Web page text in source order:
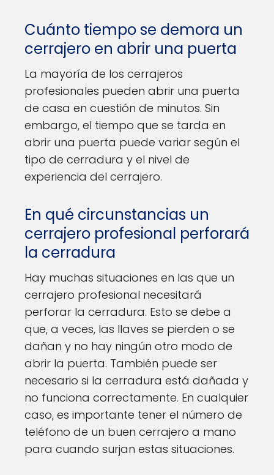
Cuánto tiempo se demora un
cerrajero en abrir una puerta
La mayoría de los cerrajeros
profesionales pueden abrir una puerta
de casa en cuestión de minutos. Sin
embargo, el tiempo que se tarda en
abrir una puerta puede variar según el
tipo de cerradura y el nivel de
experiencia del cerrajero.
En qué circunstancias un
cerrajero profesional perforará
la cerradura
Hay muchas situaciones en las que un
cerrajero profesional necesitará
perforar la cerradura. Esto se debe a
que, a veces, las llaves se pierden o se
dañan y no hay ningún otro modo de
abrir la puerta. También puede ser
necesario si la cerradura está dañada y
no funciona correctamente. En cualquier
caso, es importante tener el número de
teléfono de un buen cerrajero a mano
para cuando surjan estas situaciones.